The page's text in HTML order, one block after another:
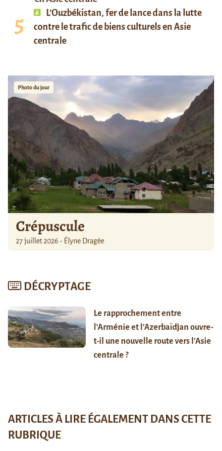
L’Ouzbékistan, fer de lance dans la lutte
contre le trafic de biens culturels en Asie
centrale
Photo du jour
Crépuscule
27 juillet 2026 - Élyne Dragée
DÉCRYPTAGE
Le rapprochement entre
l’Arménie et l’Azerbaïdjan ouvre-
t-il une nouvelle route vers l’Asie
centrale ?
ARTICLES À LIRE ÉGALEMENT DANS CETTE
RUBRIQUE